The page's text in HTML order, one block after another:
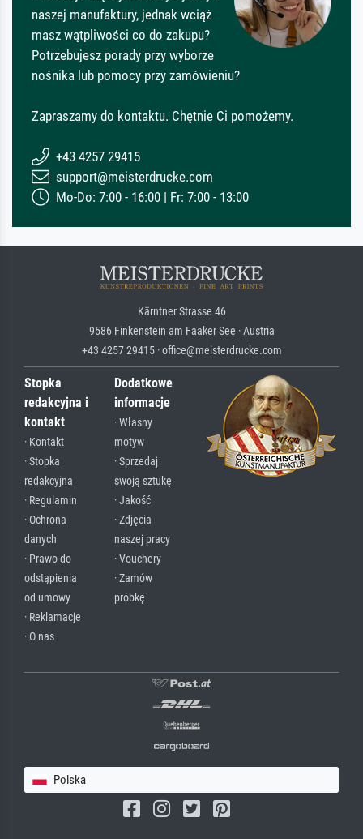
naszej manufaktury, jednak wciąż
masz wątpliwości co do zakupu?
Potrzebujesz porady przy wyborze
nośnika lub pomocy przy zamówieniu?
Zapraszamy do kontaktu. Chętnie Ci pomożemy.
+43 4257 29415
support@meisterdrucke.com
Mo-Do: 7:00 - 16:00 | Fr: 7:00 - 13:00
Kärntner Strasse 46
9586 Finkenstein am Faaker See · Austria
+43 4257 29415 · office@meisterdrucke.com
Stopka
redakcyjna i
kontakt
· Kontakt
· Stopka
redakcyjna
· Regulamin
· Ochrona
danych
· Prawo do
odstąpienia
od umowy
· Reklamacje
· O nas
Dodatkowe
informacje
· Własny
motyw
· Sprzedaj
swoją sztukę
· Jakość
· Zdjęcia
naszej pracy
· Vouchery
· Zamów
próbkę
Polska